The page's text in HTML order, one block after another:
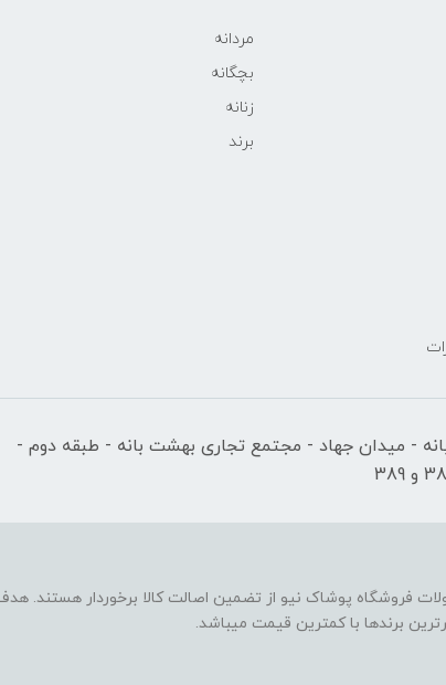
مردانه
بچگانه
زنانه
برند
- میدان جهاد - مجتمع تجاری بهشت بانه - طبقه دوم -
فروشگاه پوشاک نیو از تضمین اصالت کالا برخوردار هستند.
برندها با کمترین قیمت میباشد.